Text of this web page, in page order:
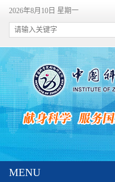
2026年8月10日 星期一
MENU